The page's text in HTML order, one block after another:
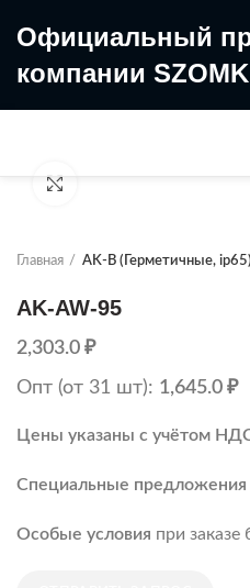
Официальный
компании
Главная AK-B (Герметичные, ip65)
AK-AW-95
2,303.0 ₽
Опт (от 31 шт): 1,645.0 ₽
Цены указаны с учётом
Специальные предложения
Особые условия при заказе